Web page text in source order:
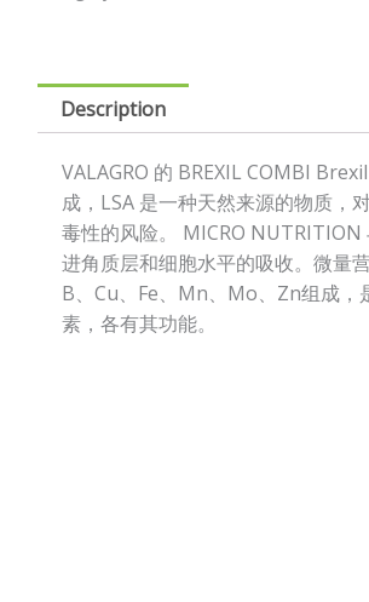
Description
VALAGRO 的 BREXIL COMBI
成，LSA 是一种天然来源的物质，
毒性的风险。 MICRO NUTRITION
进角质层和细胞水平的吸收。微量
B、Cu、Fe、Mn、Mo、Zn组成，
素，各有其功能。